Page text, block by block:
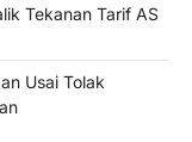
Tekanan Tarif AS
Usai Tolak